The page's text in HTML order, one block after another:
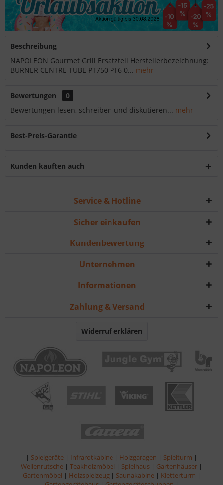
Beschreibung
NAPOLEON Gourmet Grill Ersatzteil Herstellerbezeichnung:
BURNER CENTRE TUBE PT750 PT6 0... mehr
Bewertungen
0
Bewertungen lesen, schreiben und diskutieren... mehr
Best-Preis-Garantie
Kunden kauften auch
Service & Hotline
Sicher einkaufen
Kundenbewertung
Unternehmen
Informationen
Zahlung & Versand
Widerruf erklären
| Spielgeräte | Infrarotkabine | Holzgaragen | Spielturm |
Wellenrutsche | Teakholzmöbel | Spielhaus | Gartenhäuser |
Gartenmöbel | Holzspielzeug | Saunakabine | Kletterturm |